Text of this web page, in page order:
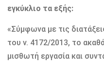
εγκύκλιο τα εξής:
«Σύμφωνα με τις
του ν. 4172/2013, το
μισθωτή εργασία και